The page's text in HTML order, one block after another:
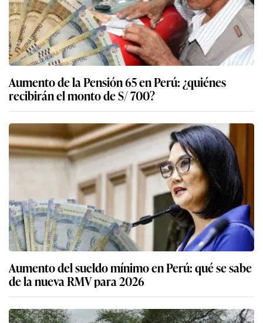
Aumento de la Pensión 65 en Perú: ¿quiénes
recibirán el monto de S/ 700?
Aumento del sueldo mínimo en Perú: qué se sabe
de la nueva RMV para 2026